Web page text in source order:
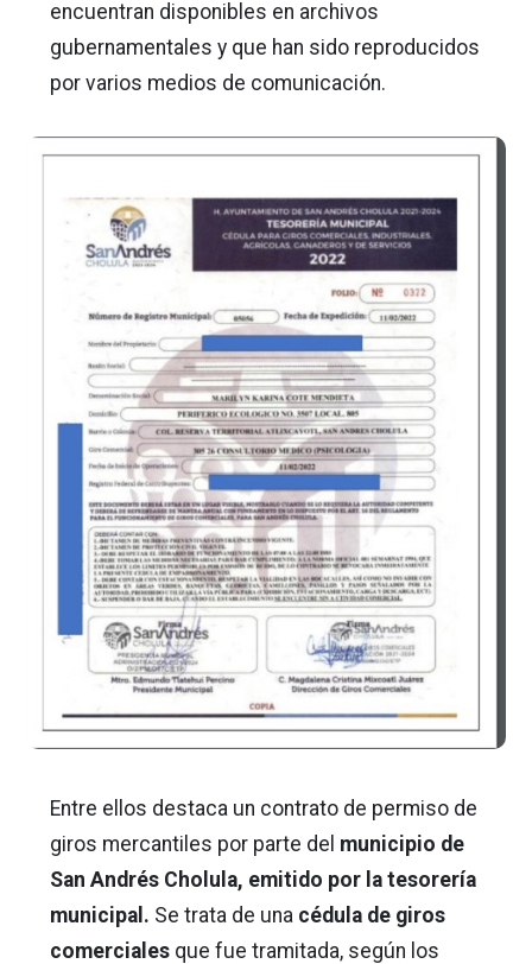
encuentran disponibles en archivos
gubernamentales y que han sido reproducidos
por varios medios de comunicación.
Entre ellos destaca un contrato de permiso de
giros mercantiles por parte del municipio de
San Andrés Cholula, emitido por la tesorería
municipal. Se trata de una cédula de giros
comerciales que fue tramitada, según los